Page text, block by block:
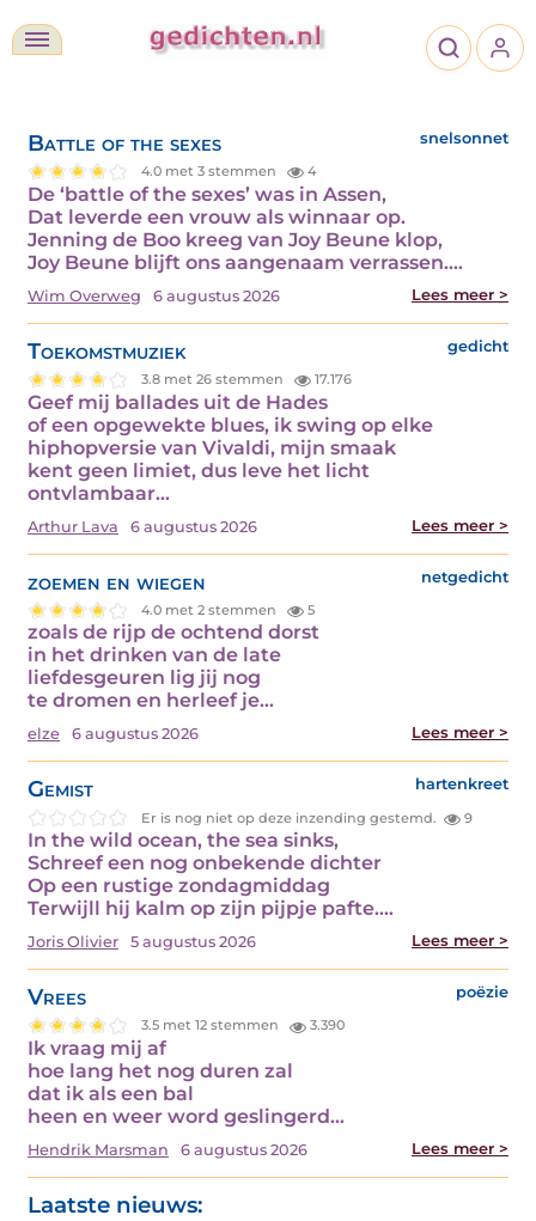
Battle of the sexes snelsonnet
4.0 met 3 stemmen 4
De ‘battle of the sexes’ was in Assen,
Dat leverde een vrouw als winnaar op.
Jenning de Boo kreeg van Joy Beune klop,
Joy Beune blijft ons aangenaam verrassen.…
Wim Overweg 6 augustus 2026 Lees meer >
Toekomstmuziek gedicht
3.8 met 26 stemmen 17.176
Geef mij ballades uit de Hades
of een opgewekte blues, ik swing op elke
hiphopversie van Vivaldi, mijn smaak
kent geen limiet, dus leve het licht
ontvlambaar…
Arthur Lava 6 augustus 2026 Lees meer >
zoemen en wiegen netgedicht
4.0 met 2 stemmen 5
zoals de rijp de ochtend dorst
in het drinken van de late
liefdesgeuren lig jij nog
te dromen en herleef je…
elze 6 augustus 2026 Lees meer >
Gemist hartenkreet
Er is nog niet op deze inzending gestemd. 9
In the wild ocean, the sea sinks,
Schreef een nog onbekende dichter
Op een rustige zondagmiddag
Terwijll hij kalm op zijn pijpje pafte.…
Joris Olivier 5 augustus 2026 Lees meer >
Vrees poëzie
3.5 met 12 stemmen 3.390
Ik vraag mij af
hoe lang het nog duren zal
dat ik als een bal
heen en weer word geslingerd…
Hendrik Marsman 6 augustus 2026 Lees meer >
Laatste nieuws: